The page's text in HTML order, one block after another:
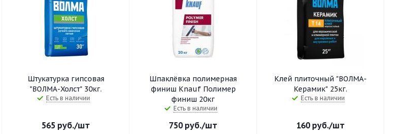
Штукатурка гипсовая
"ВОЛМА-Холст" 30кг.
Есть в наличии
565 руб./шт
Шпаклёвка полимерная
финиш Knauf Полимер
финиш 20кг
Есть в наличии
750руб./шт
Клей плиточный "ВОЛМА-
Керамик" 25кг.
Есть в наличии
160руб./шт